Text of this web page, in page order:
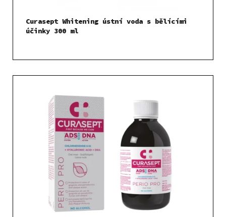
Curasept Whitening ústní voda s bělícími
účinky 300 ml